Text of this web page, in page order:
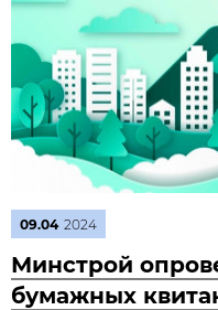
09.04 2024
Минстрой
бумажных